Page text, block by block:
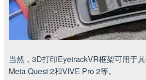
当然，3D打印EyetrackVR框架可用于
Meta Quest 2和VIVE Pro 2等。